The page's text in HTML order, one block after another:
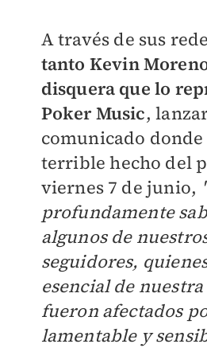
A través de sus
tanto Kevin
disquera que lo
Poker Music,
comunicado
terrible hecho del
viernes 7 de junio, "
profundamente
algunos de
seguidores,
esencial de
fueron afectados
lamentable y